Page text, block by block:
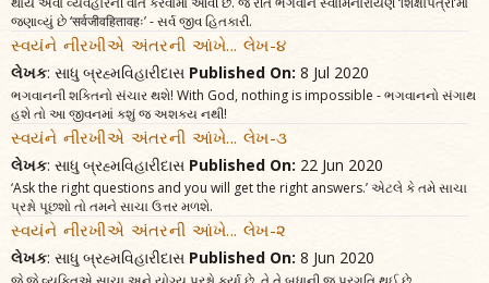
જણાવ્યું છે ‘सर्वजीवहितावहः’ - સર્વ જીવ હિતકારી.
સ્વયંને નીરખીએ અંતરની આંખે... લેખ-૪
લેખક: સાધુ બ્રહ્મવિહારીદાસ Published On: 8 Jul 2020
ભગવાનની શક્તિનો સંચાર થશે! With God, nothing is impossible - ભગવાનનો સંગાથ
હશે તો આ જીવનમાં કશું જ અશક્ય નથી!
સ્વયંને નીરખીએ અંતરની આંખે... લેખ-૩
લેખક: સાધુ બ્રહ્મવિહારીદાસ Published On: 22 Jun 2020
‘Ask the right questions and you will get the right answers.’ એટલે કે તમે સાચા
પ્રશ્નો પૂછશો તો તમને સાચા ઉત્તર મળશે.
સ્વયંને નીરખીએ અંતરની આંખે... લેખ-૨
લેખક: સાધુ બ્રહ્મવિહારીદાસ Published On: 8 Jun 2020